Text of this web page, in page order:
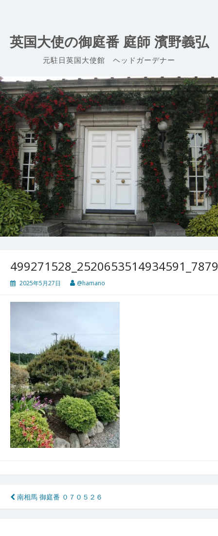
英国大使の御庭番 庭師 濱野義弘
元駐日英国大使館 ヘッドガーデナー
2025年5月27日 @hamano
投
稿
南相馬 御庭番 ０７０５２６